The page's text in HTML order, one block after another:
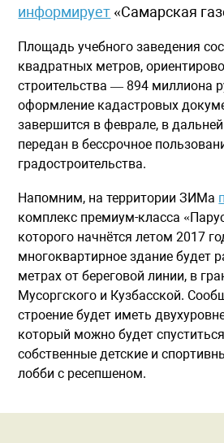
информирует «Самарская
Площадь учебного заведения
квадратных метров,
строительства — 894 миллиона
оформление кадастровых
завершится в феврале, в
передан в бессрочное
градостроительства.
Напомним, на территории ЗИМа
комплекс премиум-класса
которого начнётся летом 2017
многоквартирное здание будет
метрах от береговой линии, в
Мусоргского и Кузбасской.
строение будет иметь
который можно будет
собственные детские и
лобби с ресепшеном.